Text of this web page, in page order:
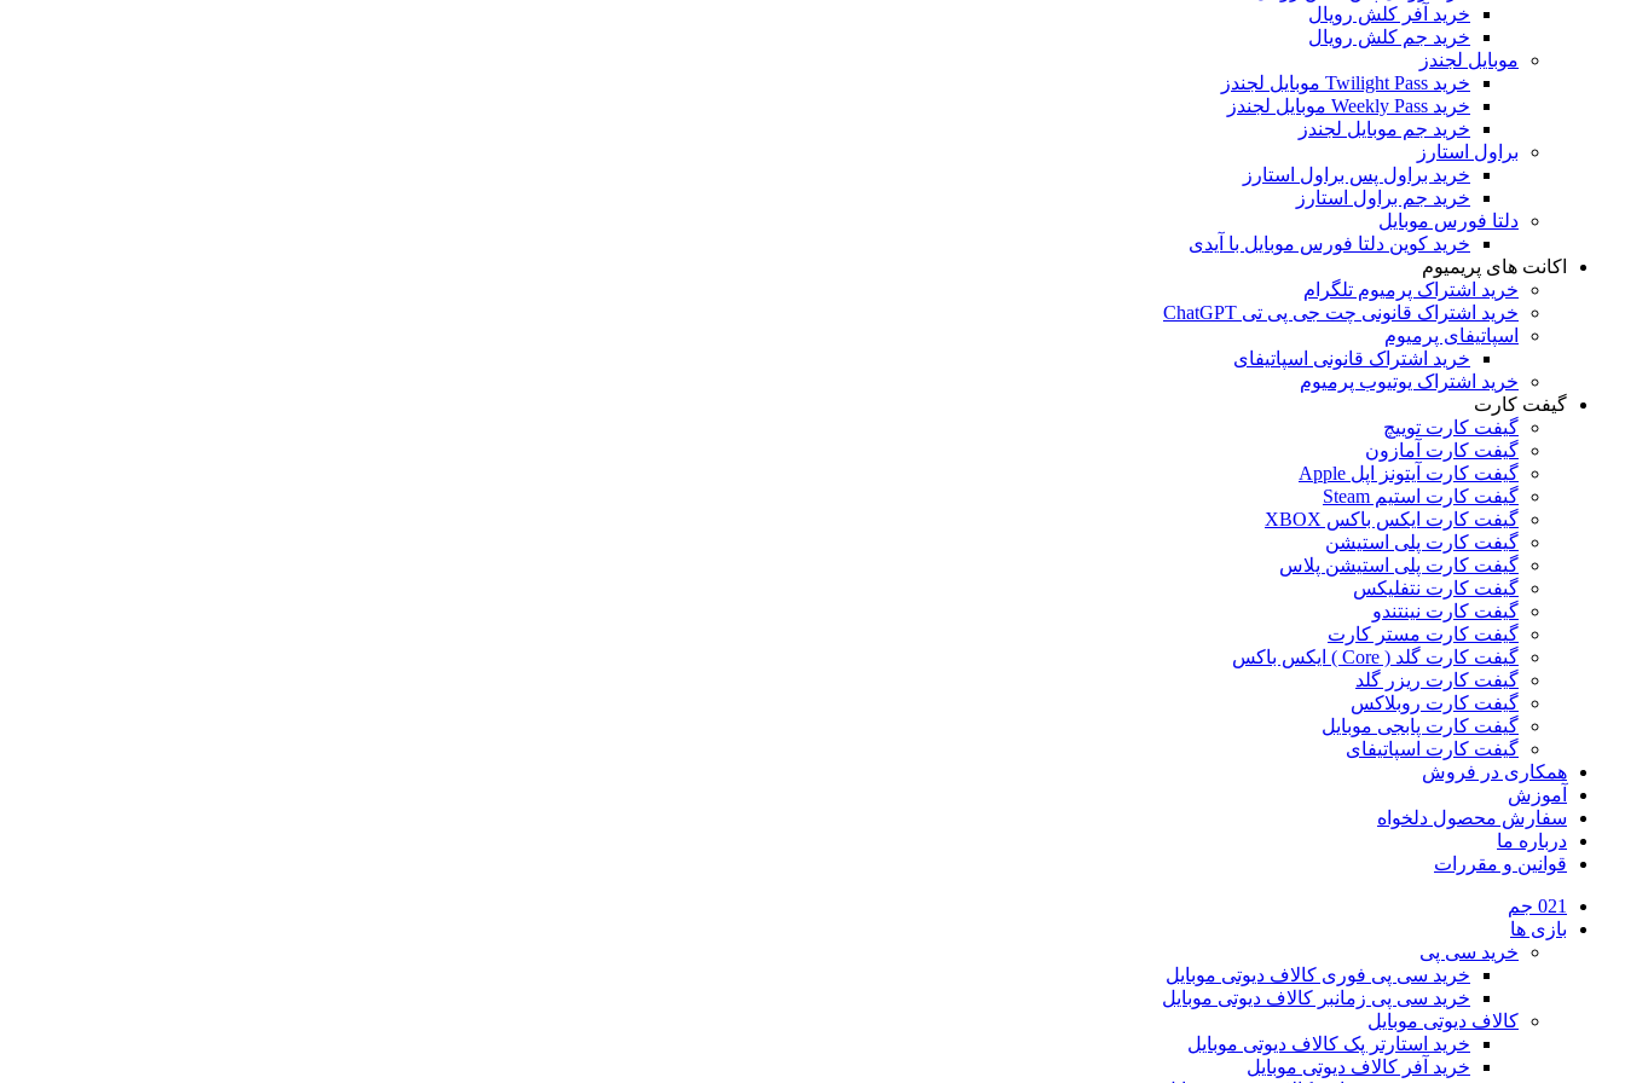
خرید آفر کلش رویال
خرید جم کلش رویال
موبایل لجندز
خرید Twilight Pass موبایل لجندز
خرید Weekly Pass موبایل لجندز
خرید جم موبایل لجندز
براول استارز
خرید براول پس براول استارز
خرید جم براول استارز
دلتا فورس موبایل
خرید کوین دلتا فورس موبایل با آیدی
اکانت های پریمیوم
خرید اشتراک پرمیوم تلگرام
خرید اشتراک قانونی چت جی پی تی ChatGPT
اسپاتیفای پرمیوم
خرید اشتراک قانونی اسپاتیفای
خرید اشتراک یوتیوب پرمیوم
گیفت کارت
گیفت کارت توییچ
گیفت کارت آمازون
گیفت کارت آیتونز اپل Apple
گیفت کارت استیم Steam
گیفت کارت ایکس باکس XBOX
گیفت کارت پلی استیشن
گیفت کارت پلی استیشن پلاس
گیفت کارت نتفلیکس
گیفت کارت نینتندو
گیفت کارت مستر کارت
گیفت کارت گلد ( Core ) ایکس باکس
گیفت کارت ریزر گلد
گیفت کارت روبلاکس
گیفت کارت پابجی موبایل
گیفت کارت اسپاتیفای
همکاری در فروش
آموزش
سفارش محصول دلخواه
درباره ما
قوانین و مقررات
021 جم
بازی ها
خرید سی پی
خرید سی پی فوری کالاف دیوتی موبایل
خرید سی پی زمانبر کالاف دیوتی موبایل
کالاف دیوتی موبایل
خرید استارتر پک کالاف دیوتی موبایل
خرید آفر کالاف دیوتی موبایل